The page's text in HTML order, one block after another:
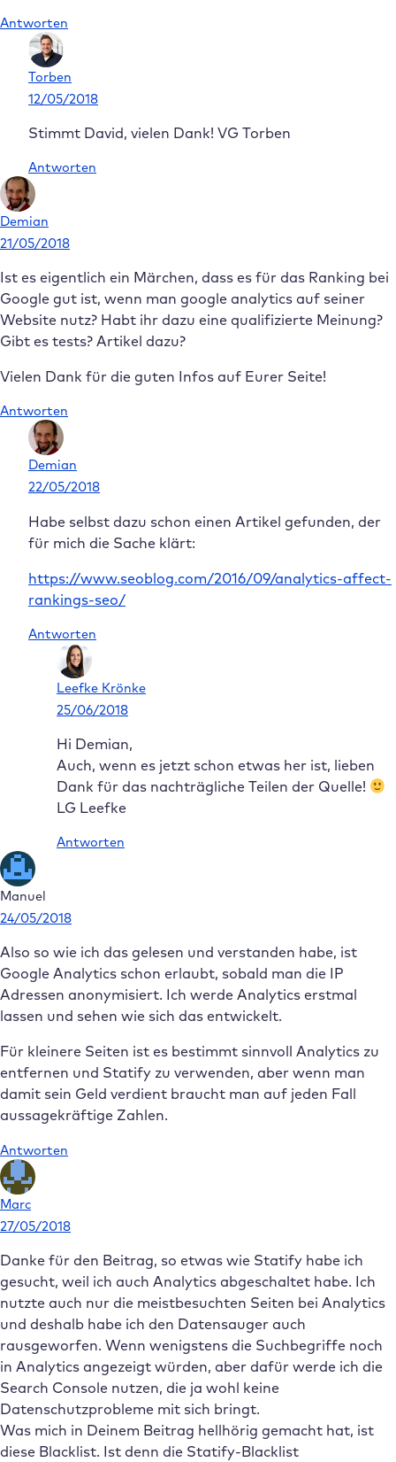
Antworten
Torben
12/05/2018
Stimmt David, vielen Dank! VG Torben
Antworten
Demian
21/05/2018
Ist es eigentlich ein Märchen, dass es für das Ranking bei
Google gut ist, wenn man google analytics auf seiner
Website nutz? Habt ihr dazu eine qualifizierte Meinung?
Gibt es tests? Artikel dazu?
Vielen Dank für die guten Infos auf Eurer Seite!
Antworten
Demian
22/05/2018
Habe selbst dazu schon einen Artikel gefunden, der
für mich die Sache klärt:
https://www.seoblog.com/2016/09/analytics-affect-
rankings-seo/
Antworten
Leefke Krönke
25/06/2018
Hi Demian,
Auch, wenn es jetzt schon etwas her ist, lieben
Dank für das nachträgliche Teilen der Quelle!
LG Leefke
Antworten
Manuel
24/05/2018
Also so wie ich das gelesen und verstanden habe, ist
Google Analytics schon erlaubt, sobald man die IP
Adressen anonymisiert. Ich werde Analytics erstmal
lassen und sehen wie sich das entwickelt.
Für kleinere Seiten ist es bestimmt sinnvoll Analytics zu
entfernen und Statify zu verwenden, aber wenn man
damit sein Geld verdient braucht man auf jeden Fall
aussagekräftige Zahlen.
Antworten
Marc
27/05/2018
Danke für den Beitrag, so etwas wie Statify habe ich
gesucht, weil ich auch Analytics abgeschaltet habe. Ich
nutzte auch nur die meistbesuchten Seiten bei Analytics
und deshalb habe ich den Datensauger auch
rausgeworfen. Wenn wenigstens die Suchbegriffe noch
in Analytics angezeigt würden, aber dafür werde ich die
Search Console nutzen, die ja wohl keine
Datenschutzprobleme mit sich bringt.
Was mich in Deinem Beitrag hellhörig gemacht hat, ist
diese Blacklist. Ist denn die Statify-Blacklist